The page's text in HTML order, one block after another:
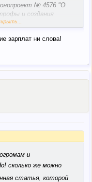
№ 4576 "О
и создания
в Украине".
зарплат ни слова!
и
сколько же можно
статья, которой